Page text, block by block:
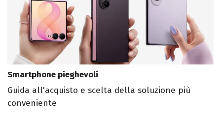
Smartphone pieghevoli
Guida all'acquisto e scelta della soluzione più
conveniente